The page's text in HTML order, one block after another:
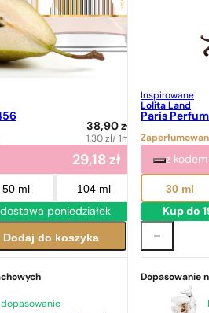
38,90zł
1,30zł/ 1ml
29,18zł
50 ml 104 ml
poniedziałek
Dodaj do koszyka
dopasowanie
Inspirowane
Lolita Land
Paris
z
30 ml
Kup do
Dopasowanie